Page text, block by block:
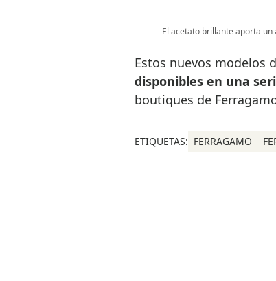
El acetato brillante aporta
Estos nuevos modelos
disponibles en una
boutiques de
ETIQUETAS: FERRAGAMO